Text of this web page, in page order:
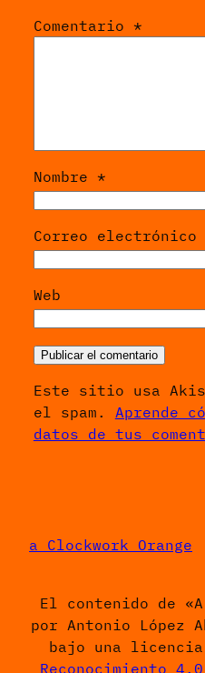
Comentario *
Nombre *
Correo electrónico
Web
Este sitio usa
el spam. Aprende
datos de tus
a Clockwork Orange
El contenido de «A
por Antonio López
bajo una licencia
Reconocimiento